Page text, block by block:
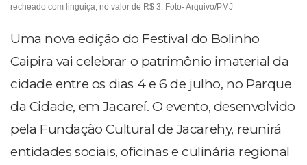
recheado com linguiça, no valor de R$ 3. Foto- Arquivo/PMJ
Uma nova edição do Festival do Bolinho
Caipira vai celebrar o patrimônio imaterial da
cidade entre os dias 4 e 6 de julho, no Parque
da Cidade, em Jacareí. O evento, desenvolvido
pela Fundação Cultural de Jacarehy, reunirá
entidades sociais, oficinas e culinária regional